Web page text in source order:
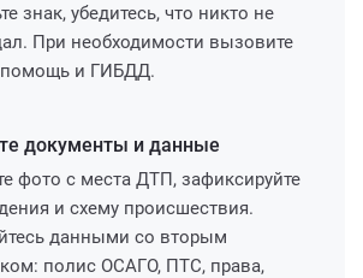
знак, убедитесь, что никто не
При необходимости вызовите
и ГИБДД.
документы и данные
фото с места ДТП, зафиксируйте
и схему происшествия.
данными со вторым
полис ОСАГО, ПТС, права,